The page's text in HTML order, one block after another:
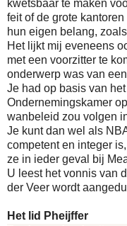
kwetsbaar te maken
feit of de grote
hun eigen belang,
Het lijkt mij eveneens
met een voorzitter te
onderwerp was van
Je had op basis van
Ondernemingskamer
wanbeleid zou volgen
Je kunt dan wel als
competent en integer
ze in ieder geval bij
U leest het vonnis van
der Veer wordt
Het lid Pheijffer